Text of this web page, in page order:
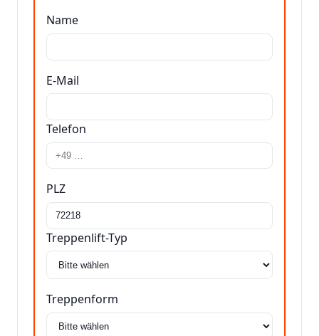
Name
E-Mail
Telefon
PLZ
Treppenlift-Typ
Treppenform